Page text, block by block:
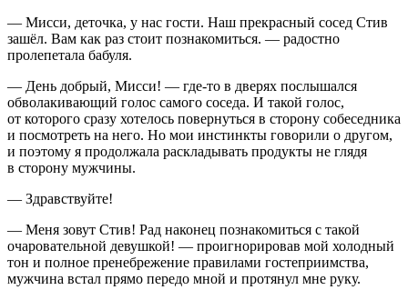
— Мисси, деточка, у нас гости. Наш прекрасный сосед Стив
зашёл. Вам как раз стоит познакомиться. — радостно
пролепетала бабуля.
— День добрый, Мисси! — где-то в дверях послышался
обволакивающий голос самого соседа. И такой голос,
от которого сразу хотелось повернуться в сторону собеседника
и посмотреть на него. Но мои инстинкты говорили о другом,
и поэтому я продолжала раскладывать продукты не глядя
в сторону мужчины.
— Здравствуйте!
— Меня зовут Стив! Рад наконец познакомиться с такой
очаровательной девушкой! — проигнорировав мой холодный
тон и полное пренебрежение правилами гостеприимства,
мужчина встал прямо передо мной и протянул мне руку.